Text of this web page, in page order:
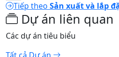
Tiếp theo Sản xuất và lắp
Dự án liên quan
Các dự án tiêu biểu